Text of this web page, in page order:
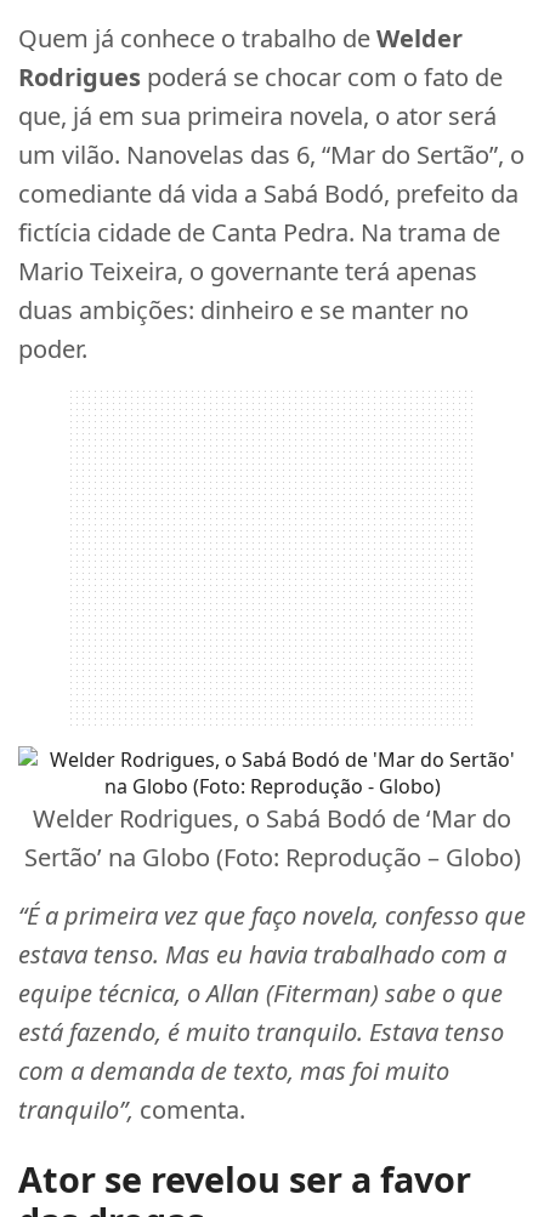
Quem já conhece o trabalho deWelder
Rodrigues poderá se chocar com o fato de
que, já em sua primeira novela, o ator será
um vilão. Nanovelas das 6, “Mar do Sertão”, o
comediante dá vida a Sabá Bodó, prefeito da
fictícia cidade de Canta Pedra. Na trama de
Mario Teixeira, o governante terá apenas
duas ambições: dinheiro e se manter no
poder.
Welder Rodrigues, o Sabá Bodó de ‘Mar do
Sertão’ na Globo (Foto: Reprodução – Globo)
“É a primeira vez que faço novela, confesso que
estava tenso. Mas eu havia trabalhado com a
equipe técnica, o Allan (Fiterman) sabe o que
está fazendo, é muito tranquilo. Estava tenso
com a demanda de texto, mas foi muito
tranquilo”, comenta.
Ator se revelou ser a favor